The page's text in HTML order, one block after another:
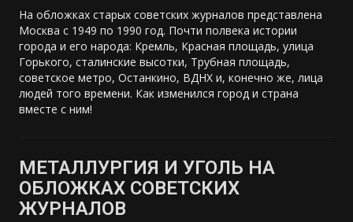
На обложках старых советских журналов представлена
Москва с 1949 по 1990 год. Почти полвека истории
города и его народа: Кремль, Красная площадь, улица
Горького, сталинские высотки, Трубная площадь,
советское метро, Останкино, ВДНХ и, конечно же, лица
людей того времени. Как изменился город и страна
вместе с ним!
МЕТАЛЛУРГИЯ И УГОЛЬ НА
ОБЛОЖКАХ СОВЕТСКИХ
ЖУРНАЛОВ